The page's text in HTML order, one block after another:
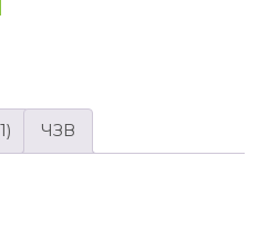
ЧЗВ